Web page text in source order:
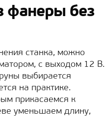
фанеры без
станка, можно
с выходом 12 В.
выбирается
на практике.
прикасаемся к
уменьшаем длину,